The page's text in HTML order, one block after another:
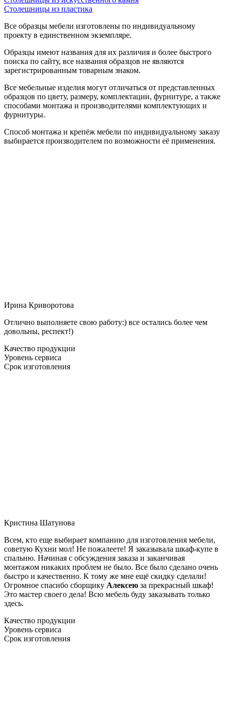
Столешницы из пластика
Все образцы мебели изготовлены по индивидуальному
проекту в единственном экземпляре.
Образцы имеют названия для их различия и более быстрого
поиска по сайту, все названия образцов не являются
зарегистрированным товарным знаком.
Все мебельные изделия могут отличаться от представленных
образцов по цвету, размеру, комплектации, фурнитуре, а также
способами монтажа и производителями комплектующих и
фурнитуры.
Способ монтажа и крепёж мебели по индивидуальному заказу
выбирается производителем по возможности её применения.
Ирина Криворотова
Отлично выполняете свою работу:) все остались более чем
довольны, респект!)
Качество продукции
Уровень сервиса
Срок изготовления
Кристина Шатунова
Всем, кто еще выбирает компанию для изготовления мебели,
советую Кухни мол! Не пожалеете! Я заказывала шкаф-купе в
спальню. Начиная с обсуждения заказа и заканчивая
монтажом никаких проблем не было. Все было сделано очень
быстро и качественно. К тому же мне ещё скидку сделали!
Огромное спасибо сборщику Алексею за прекрасный шкаф!
Это мастер своего дела! Всю мебель буду заказывать только
здесь.
Качество продукции
Уровень сервиса
Срок изготовления